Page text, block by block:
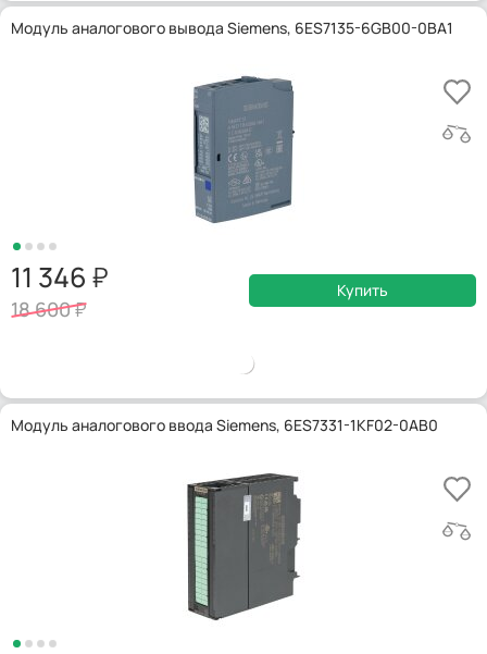
Модуль аналогового вывода Siemens, 6ES7135-6GB00-0BA1
11 346
18 600
Купить
Модуль аналогового ввода Siemens, 6ES7331-1KF02-0AB0